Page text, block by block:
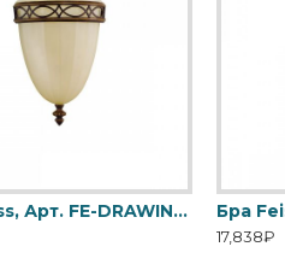
Бра Feiss, Арт. FE-DRAWING-ROOM-WU1
17,838₽